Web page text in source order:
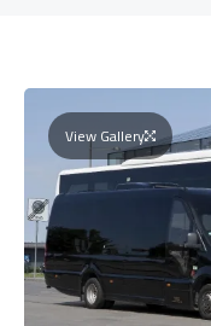
View Gallery